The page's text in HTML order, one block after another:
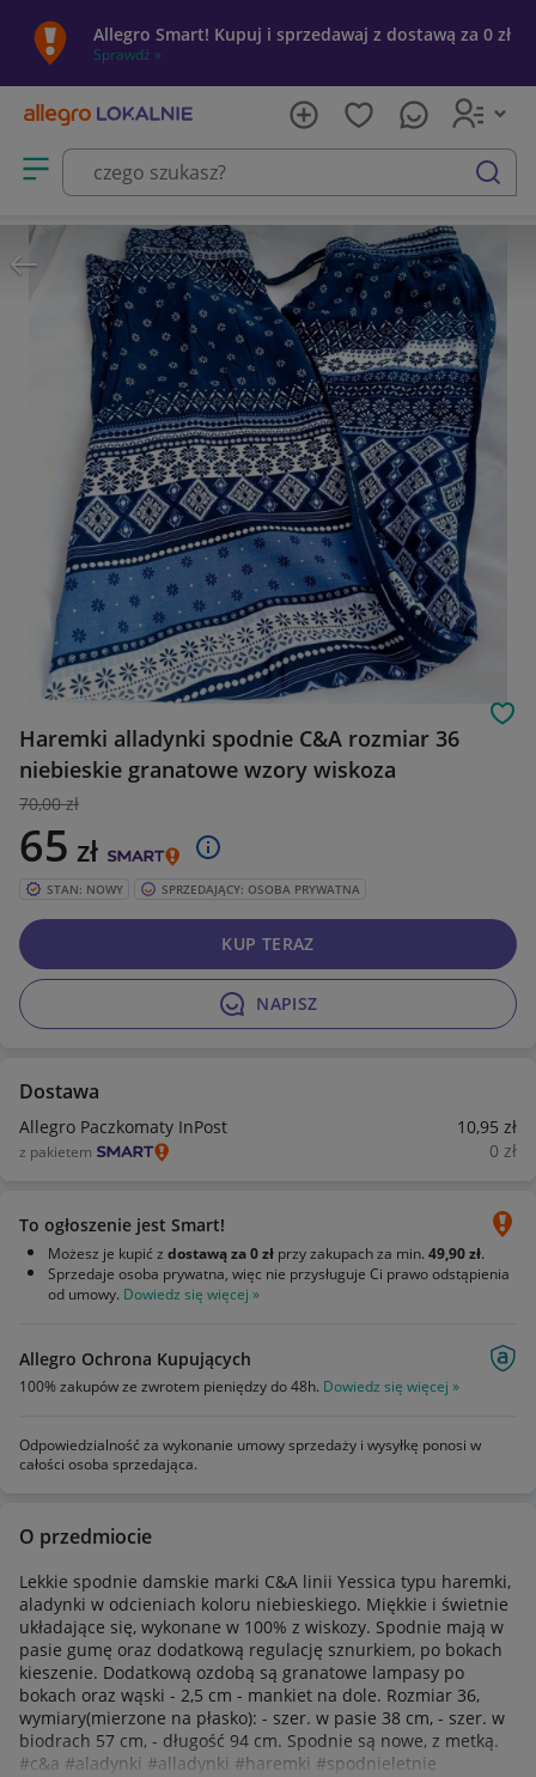
Allegro Smart! Kupuj i sprzedawaj z dostawą za 0 zł
Sprawdź »
Otwórz menu z kategoriami
szukaj
Haremki alladynki spodnie C&A rozmiar 36
niebieskie granatowe wzory wiskoza
70,00 zł
65 zł
STAN: NOWY SPRZEDAJĄCY: OSOBA PRYWATNA
NAPISZ
KUP TERAZ
Dostawa
Allegro Paczkomaty InPost 10,95 zł
z pakietem 0 zł
To ogłoszenie jest Smart!
Możesz je kupić z dostawą za 0 zł przy zakupach za min. 49,90 zł.
Sprzedaje osoba prywatna, więc nie przysługuje Ci prawo odstąpienia
od umowy. Dowiedz się więcej »
Allegro Ochrona Kupujących
100% zakupów ze zwrotem pieniędzy do 48h. Dowiedz się więcej »
Odpowiedzialność za wykonanie umowy sprzedaży i wysyłkę ponosi w
całości osoba sprzedająca.
O przedmiocie
Lekkie spodnie damskie marki C&A linii Yessica typu haremki,
aladynki w odcieniach koloru niebieskiego. Miękkie i świetnie
układające się, wykonane w 100% z wiskozy. Spodnie mają w
pasie gumę oraz dodatkową regulację sznurkiem, po bokach
kieszenie. Dodatkową ozdobą są granatowe lampasy po
bokach oraz wąski - 2,5 cm - mankiet na dole. Rozmiar 36,
wymiary(mierzone na płasko): - szer. w pasie 38 cm, - szer. w
biodrach 57 cm, - długość 94 cm. Spodnie są nowe, z metką.
#c&a #aladynki #alladynki #haremki #spodnieletnie